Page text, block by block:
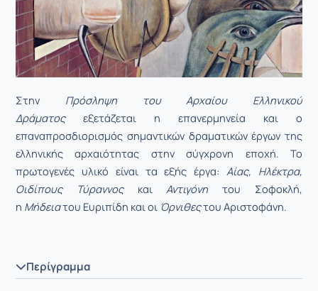
Στην Πρόσληψη του Αρχαίου Ελληνικού
Δράματοςεξετάζεται η επανερμηνεία και ο
επαναπροσδιορισμός σημαντικών δραματικών έργων της
ελληνικής αρχαιότητας στην σύγχρονη εποχή. Το
πρωτογενές υλικό είναι τα εξής έργα: Αίας, Ηλέκτρα,
Οιδίπους Τύραννος καιΑντιγόνητου Σοφοκλή,
η Μήδειατου Ευριπίδη και οι Όρνιθεςτου Αριστοφάνη.
Περίγραμμα